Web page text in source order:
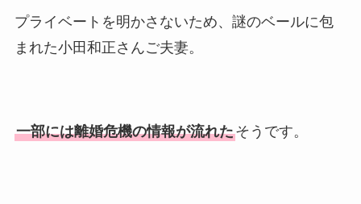
プライベートを明かさないため、謎のベールに包
まれた小田和正さんご夫妻。
一部には離婚危機の情報が流れたそうです。